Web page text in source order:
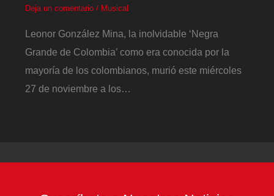
Deja un comentario / Musical
Leonor González Mina, la inolvidable ‘Negra
Grande de Colombia’ como era conocida por la
mayoría de los colombianos, murió este miércoles
27 de noviembre a los…